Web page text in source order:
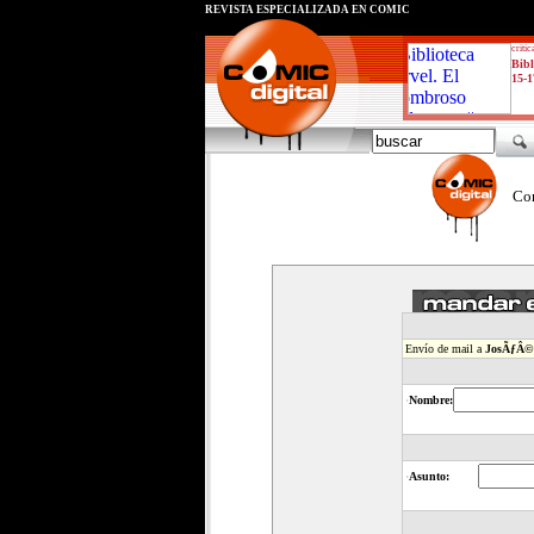
15-
REVISTA ESPECIALIZADA EN CÓMIC
Envío de mail a
·Nombre:
·Asunto: